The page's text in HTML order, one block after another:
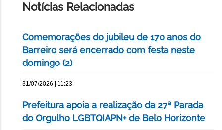
Notícias Relacionadas
Comemorações do jubileu de 170 anos do
Barreiro será encerrado com festa neste
domingo (2)
31/07/2026 | 11:23
Prefeitura apoia a realização da 27ª Parada
do Orgulho LGBTQIAPN+ de Belo Horizonte